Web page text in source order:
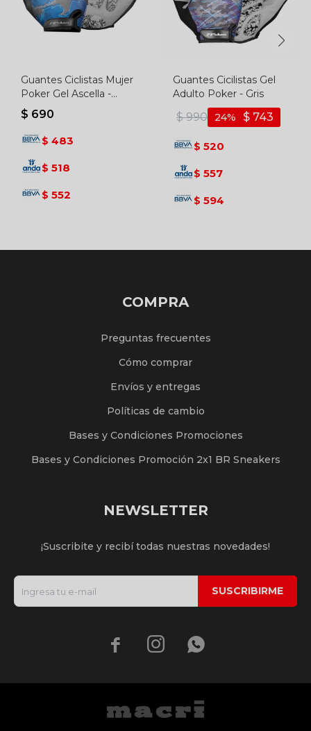
Guantes Ciclistas Mujer
Poker Gel Ascella -
Negro-azul
$ 690
$ 483
$ 518
$ 552
Guantes Cicilistas Gel
Adulto Poker - Gris
$ 990 $ 743
24
$ 520
$ 557
$ 594
COMPRA
Preguntas frecuentes
Cómo comprar
Envíos y entregas
Políticas de cambio
Bases y Condiciones Promociones
Bases y Condiciones Promoción 2x1 BR Sneakers
NEWSLETTER
¡Suscribite y recibí todas nuestras novedades!
SUSCRIBIRME
  